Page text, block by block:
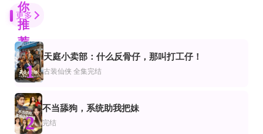
你
推
荐
完结
七零凝脂美人飒翻了
全集完结
丧尸来临，开局绑定五个兽夫
全集完结
小师妹不按套路惊艳三界
第58集
从被弃那天，开启满世繁花
全集完结
檐下桃花诺
第61-83集完结
徽山侠侣(尘霜浅浅叶未央)
更多
1
天庭小卖部：什么反骨仔，那叫打工仔！
古装仙侠 全集完结
2
不当舔狗，系统助我把妹
完结